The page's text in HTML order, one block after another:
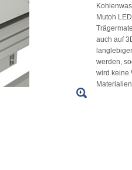
Mutoh
auch auf
werden,
wird keine